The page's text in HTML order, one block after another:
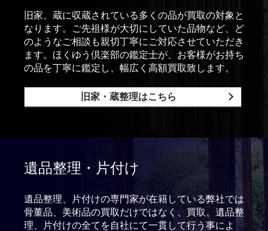
旧家、蔵に収蔵されている多くの品が買取の対象と
なります。ご先祖様が大切にしていた品物など、ど
のようなご相談も親切丁寧にご対応させていただき
ます。ほくゆう倶楽部の鑑定士が、お客様がお持ち
の品を丁寧に鑑定し、幅広く高額買取致します。
旧家・蔵整理はこちら
遺品整理・片付け
遺品整理、片付けの専門家が在籍している弊社では
骨董品、美術品の買取だけではなく、買取、遺品整
理、片付けの全てを自社にて一貫して行う事によ